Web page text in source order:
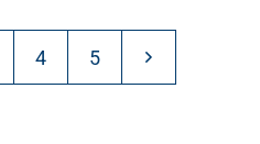
4 5